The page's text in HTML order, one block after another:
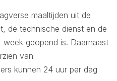
maaltijden uit de
de technische dienst en de
geopend is. Daarnaast
van
kunnen 24 uur per dag